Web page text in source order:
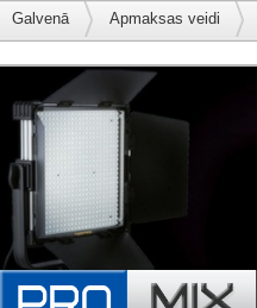
Galvenā Apmaksas veidi